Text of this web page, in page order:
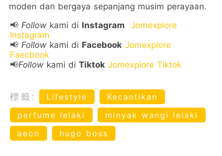
moden dan bergaya sepanjang musim perayaan.
📢 Follow kami di Instagram
Jomexplore
Instagram
📢 Follow kami di Facebook Jomexplore
Faecbook
📢Follow kami di Tiktok Jomexplore Tiktok
標籤: Lifestyle
Kecantikan
perfume lelaki
minyak wangi lelaki
aeon
hugo boss